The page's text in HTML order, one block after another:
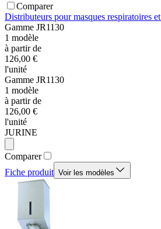
Comparer
Distributeurs pour masques respiratoires
Gamme JR1130
1 modèle
à partir de
126,00 €
l'unité
Gamme JR1130
1 modèle
à partir de
126,00 €
l'unité
JURINE
Comparer
Fiche produit Voir les modèles